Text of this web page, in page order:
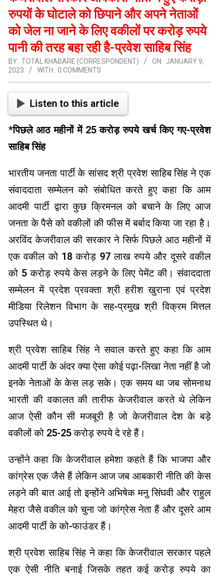
रुपयों के घोटाले को छिपाने और अपने नेताओं
को जेल ना जाने के लिए वकीलों पर करोड़ रुपये
पानी की तरह बहा रही है-प्रवेश साहिब सिंह
BY: TOTAL KHABARE (CORRESPONDENT) ON: JANUARY 9,
2023
WITH: 0 COMMENTS
Listen to this article
*पिछले आठ महीनों में 25 करोड़ रुपये खर्च किए गए-प्रवेश
साहिब सिंह
भारतीय जनता पार्टी के सांसद श्री प्रवेश साहिब सिंह ने एक
संवाददाता सम्मेलन को संबोधित करते हुए कहा कि आम
आदमी पार्टी द्वारा कुछ क्रिमनल को बचाने के लिए आज
जनता के पैसे को वकीलों की फीस में बर्बाद किया जा रहा है।
अरविंद केजरीवाल की सरकार ने सिर्फ पिछले आठ महीनों में
एक वकील को 18 करोड़ 97 लाख रुपये और दूसरे वकील
को 5 करोड़ रुपये केस लड़ने के लिए पेमेंट की। संवाददाता
सम्मेलन में प्रदेश प्रवक्ता श्री हरीश खुराना एवं प्रदेश
मीडिया रिलेशन विभाग के सह-प्रमुख श्री विक्रम मित्तल
उपस्थित थे।
श्री प्रवेश साहिब सिंह ने सवाल करते हुए कहा कि आम
आदमी पार्टी के अंदर क्या ऐसा कोई पढ़ा-लिखा नेता नहीं है जो
इनके नेताओं के केस लड़ सके। एक समय था जब सोमनाथ
भारती की वकालत की तारीफ केजरीवाल करते थे लेकिन
आज ऐसी कौन सी मजबूरी है जो केजरीवाल देश के बड़े
वकीलों को 25-25 करोड़ रुपये दे रहे हैं।
उन्होंने कहा कि केजरीवाल हमेशा कहते हैं कि भाजपा और
कांग्रेस एक जैसे हैं लेकिन आज जब आबकारी नीति की केस
लड़ने की बात आई तो इन्होंने अभिषेक मनु सिंघवी और राहुल
मेहरा जैसे वकील को चुना जो कांग्रेस नेता हैं और दूसरे आम
आदमी पार्टी के को-फाउंडर हैं।
श्री प्रवेश साहिब सिंह ने कहा कि केजरीवाल सरकार पहले
एक ऐसी नीति बनाई जिसके तहत कई करोड़ रुपये का